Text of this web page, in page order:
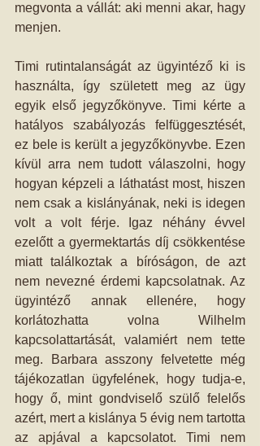
megvonta a vállát: aki menni akar, hagy
menjen.
Timi rutintalanságát az ügyintéző ki is
használta, így született meg az ügy
egyik első jegyzőkönyve. Timi kérte a
hatályos szabályozás felfüggesztését,
ez bele is került a jegyzőkönyvbe. Ezen
kívül arra nem tudott válaszolni, hogy
hogyan képzeli a láthatást most, hiszen
nem csak a kislányának, neki is idegen
volt a volt férje. Igaz néhány évvel
ezelőtt a gyermektartás díj csökkentése
miatt találkoztak a bíróságon, de azt
nem nevezné érdemi kapcsolatnak. Az
ügyintéző annak ellenére, hogy
korlátozhatta volna Wilhelm
kapcsolattartását, valamiért nem tette
meg. Barbara asszony felvetette még
tájékozatlan ügyfelének, hogy tudja-e,
hogy ő, mint gondviselő szülő felelős
azért, mert a kislánya 5 évig nem tartotta
az apjával a kapcsolatot. Timi nem